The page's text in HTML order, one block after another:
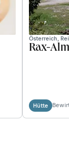
Österreich,
Rax-
Hütte